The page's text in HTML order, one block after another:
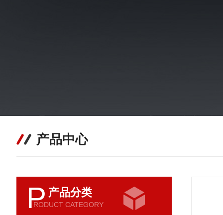
产品中心
P 产品分类
RODUCT CATEGORY